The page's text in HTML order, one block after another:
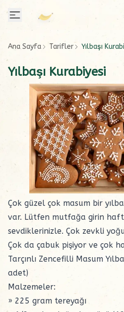
Ana Sayfa Tarifler Yılbaşı
Yılbaşı Kurabiyesi
Çok güzel çok masum bir
var. Lütfen mutfağa girin
sevdiklerinizle. Çok zevkli
Çok da çabuk pişiyor ve çok
Tarçınlı Zencefilli Masum
adet)
Malzemeler:
» 225 gram tereyağı